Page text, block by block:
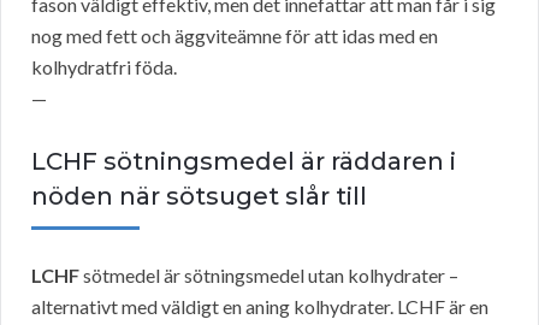
nog med fett och äggviteämne för att idas med en
kolhydratfri föda.
—
LCHF sötningsmedel är räddaren i
nöden när sötsuget slår till
LCHFsötmedel är sötningsmedel utan kolhydrater –
alternativt med väldigt en aning kolhydrater. LCHF är en